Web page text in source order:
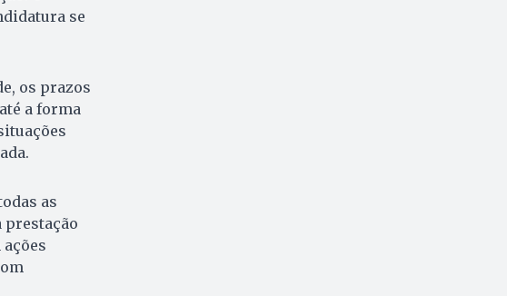
se
os prazos
a forma
as
prestação